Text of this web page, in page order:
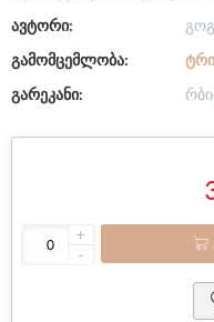
ავტორი:
გამომცემლობა:
გარეკანი:
+
-